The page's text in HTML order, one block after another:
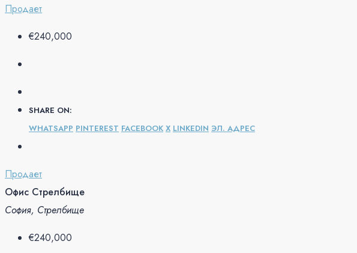
Продает
€240,000
SHARE ON:
WHATSAPP PINTEREST FACEBOOK X LINKEDIN ЭЛ. АДРЕС
Продает
Офис Стрелбище
София, Стрелбище
€240,000